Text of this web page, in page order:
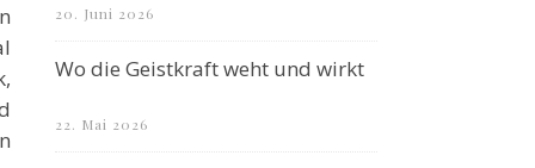
20. Juni 2026
Wo die Geistkraft weht und wirkt
22. Mai 2026